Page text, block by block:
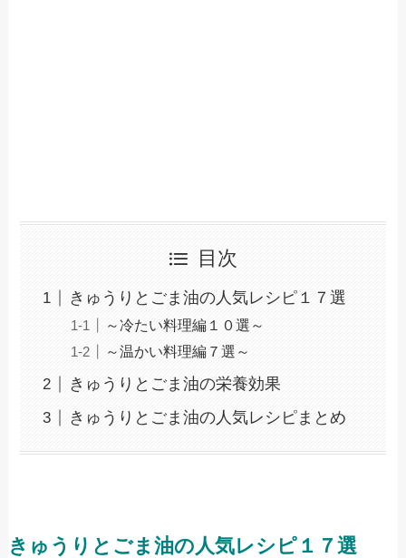
目次
きゅうりとごま油の人気レシピ１７選
～冷たい料理編１０選～
～温かい料理編７選～
きゅうりとごま油の栄養効果
きゅうりとごま油の人気レシピまとめ
きゅうりとごま油の人気レシピ１７選